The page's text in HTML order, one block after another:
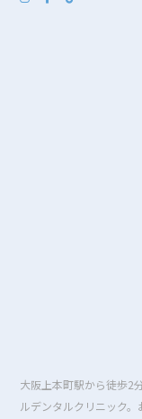
大阪上本町駅から徒歩2
ルデンタルクリニック